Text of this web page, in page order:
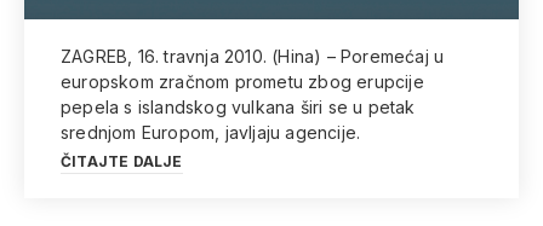
ZAGREB, 16. travnja 2010. (Hina) – Poremećaj u
europskom zračnom prometu zbog erupcije
pepela s islandskog vulkana širi se u petak
srednjom Europom, javljaju agencije.
ČITAJTE DALJE